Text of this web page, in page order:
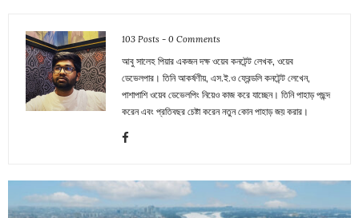
103 Posts - 0 Comments
আবু সালেহ পিয়ার একজন দক্ষ ওয়েব কনটেন্ট লেখক, ওয়েব
ডেভেলপার। তিনি আকর্ষণীয়, এস.ই.ও ফ্রেন্ডলি কনটেন্ট লেখেন,
পাশাপাশি ওয়েব ডেভেলপিং নিয়েও কাজ করে যাচ্ছেন। তিনি পাহাড় পছন্দ
করেন এবং প্রতিবছর চেষ্টা করেন নতুন কোন পাহাড় জয় করার।